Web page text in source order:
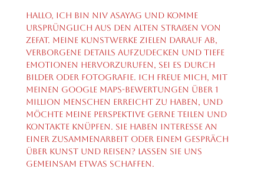
Hallo, ich bin Niv Asayag und komme
ursprünglich aus den alten Straßen von
Zefat. Meine Kunstwerke zielen darauf ab,
verborgene Details aufzudecken und tiefe
Emotionen hervorzurufen, sei es durch
Bilder oder Fotografie. Ich freue mich, mit
meinen Google Maps-Bewertungen über 1
Million Menschen erreicht zu haben, und
möchte meine Perspektive gerne teilen und
Kontakte knüpfen. Sie haben Interesse an
einer Zusammenarbeit oder einem Gespräch
über Kunst und Reisen? Lassen Sie uns
gemeinsam etwas schaffen.